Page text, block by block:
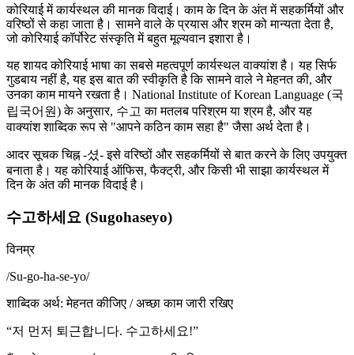
कोरियाई में कार्यस्थल की मानक विदाई। काम के दिन के अंत में सहकर्मियों और
वरिष्ठों से कहा जाता है। सामने वाले के प्रयास और श्रम को मान्यता देता है,
जो कोरियाई कॉर्पोरेट संस्कृति में बहुत मूल्यवान इशारा है।
यह शायद कोरियाई भाषा का सबसे महत्वपूर्ण कार्यस्थल वाक्यांश है। यह सिर्फ
गुडबाय नहीं है, यह इस बात की स्वीकृति है कि सामने वाले ने मेहनत की, और
उनका काम मायने रखता है। National Institute of Korean Language (국
립국어원) के अनुसार, 수고 का मतलब परिश्रम या श्रम है, और यह
वाक्यांश शाब्दिक रूप से "आपने कठिन काम सहा है" जैसा अर्थ देता है।
आदर सूचक चिह्न -셨- इसे वरिष्ठों और सहकर्मियों से बात करने के लिए उपयुक्त
बनाता है। यह कोरियाई ऑफिस, फैक्ट्री, और किसी भी साझा कार्यस्थल में
दिन के अंत की मानक विदाई है।
수고하세요 (Sugohaseyo)
विनम्र
/Su-go-ha-se-yo/
शाब्दिक अर्थ: मेहनत कीजिए / अच्छा काम जारी रखिए
“저 먼저 퇴근합니다. 수고하세요!”